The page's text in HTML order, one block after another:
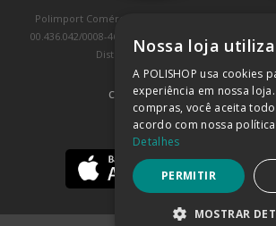
Polimport Comércio e Exportação LTDA, inscrita no
00.436.042/0008-46, IE 407.458.707.103, com sede na
Distrito Industrial, Jundiaí/SP, CEP:
COMPRA 100% SEGURA (SAIBA
BAIXE NOSSO APP
Nossa loja
A POLISHOP usa cookies
experiência em nossa
compras, você aceita
acordo com nossa
Detalhes
PERMITIR
MOSTRAR